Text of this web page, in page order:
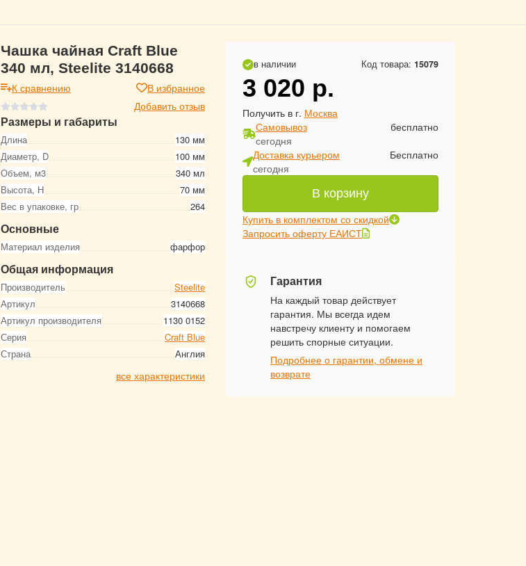
Чашка чайная Craft Blue
340 мл, Steelite 3140668
К сравнению
В избранное
Добавить отзыв
Размеры и габариты
Длина
130 мм
Диаметр, D
100 мм
Объем, м3
340 мл
Высота, Н
70 мм
Вес в упаковке, гр
264
Основные
Материал изделия фарфор
Общая информация
Производитель
Steelite
Артикул
3140668
Артикул производителя
1130 0152
Серия
Craft Blue
Страна
Англия
все характеристики
в наличии Код товара: 15079
3 020 р.
Получить в г. Москва
Самовывоз
сегодня
бесплатно
Доставка курьером
сегодня
Бесплатно
В корзину
Купить в комплектом со скидкой
Запросить оферту ЕАИСТ
Гарантия
На каждый товар действует
гарантия. Мы всегда идем
навстречу клиенту и помогаем
решить спорные ситуации.
Подробнее о гарантии, обмене и
возврате